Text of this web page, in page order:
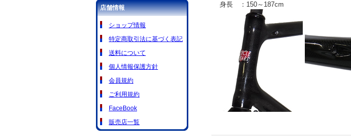
身長 ：150～187cm
店舗情報
ショップ情報
特定商取引法に基づく表記
送料について
個人情報保護方針
会員規約
ご利用規約
FaceBook
販売店一覧